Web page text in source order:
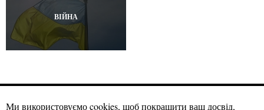
ВІЙНА
Ми використовуємо cookies, щоб покращити ваш досвід,